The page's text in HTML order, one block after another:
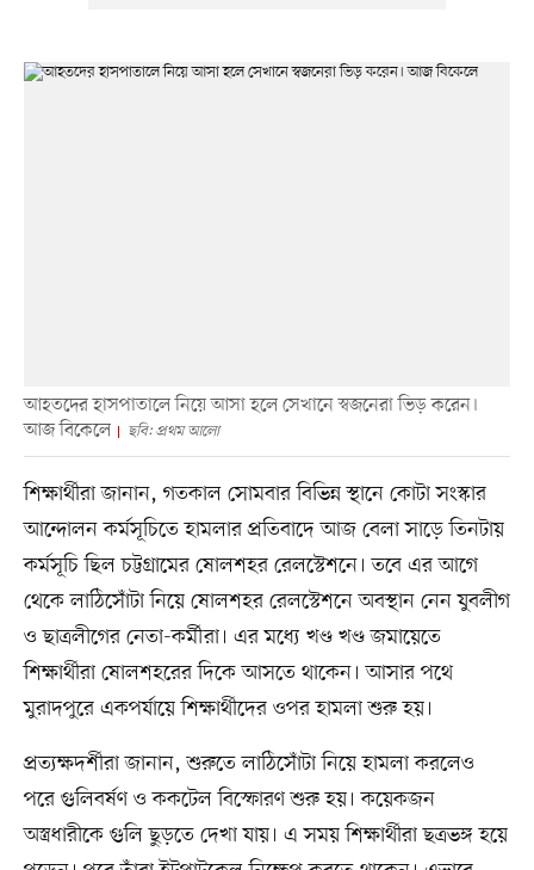
আহতদের হাসপাতালে নিয়ে আসা হলে সেখানে স্বজনেরা ভিড় করেন।
আজ বিকেলে
ছবি: প্রথম আলো
শিক্ষার্থীরা জানান, গতকাল সোমবার বিভিন্ন স্থানে কোটা সংস্কার
আন্দোলন কর্মসূচিতে হামলার প্রতিবাদে আজ বেলা সাড়ে তিনটায়
কর্মসূচি ছিল চট্টগ্রামের ষোলশহর রেলস্টেশনে। তবে এর আগে
থেকে লাঠিসোঁটা নিয়ে ষোলশহর রেলস্টেশনে অবস্থান নেন যুবলীগ
ও ছাত্রলীগের নেতা-কর্মীরা। এর মধ্যে খণ্ড খণ্ড জমায়েতে
শিক্ষার্থীরা ষোলশহরের দিকে আসতে থাকেন। আসার পথে
মুরাদপুরে একপর্যায়ে শিক্ষার্থীদের ওপর হামলা শুরু হয়।
প্রত্যক্ষদর্শীরা জানান, শুরুতে লাঠিসোঁটা নিয়ে হামলা করলেও
পরে গুলিবর্ষণ ও ককটেল বিস্ফোরণ শুরু হয়। কয়েকজন
অস্ত্রধারীকে গুলি ছুড়তে দেখা যায়। এ সময় শিক্ষার্থীরা ছত্রভঙ্গ হয়ে